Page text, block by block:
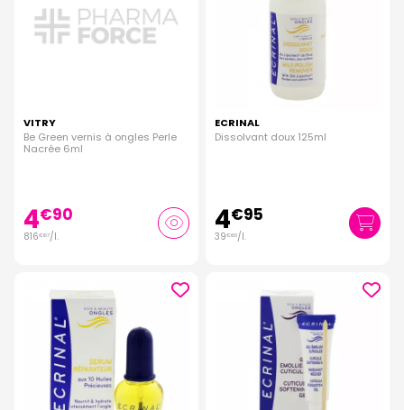
VITRY
Be Green vernis à ongles Perle
Nacrée 6ml
4€90
816€67/l.
ECRINAL
Dissolvant doux 125ml
4€95
39€60/l.